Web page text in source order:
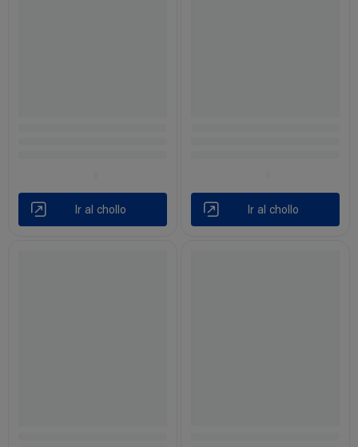
Ir al chollo Ir al chollo